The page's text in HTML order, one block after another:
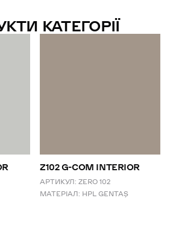
КАТЕГОРІЇ
Z102 G-COM INTERIOR
АРТИКУЛ: ZERO 102
МАТЕРІАЛ: HPL GENTAŞ